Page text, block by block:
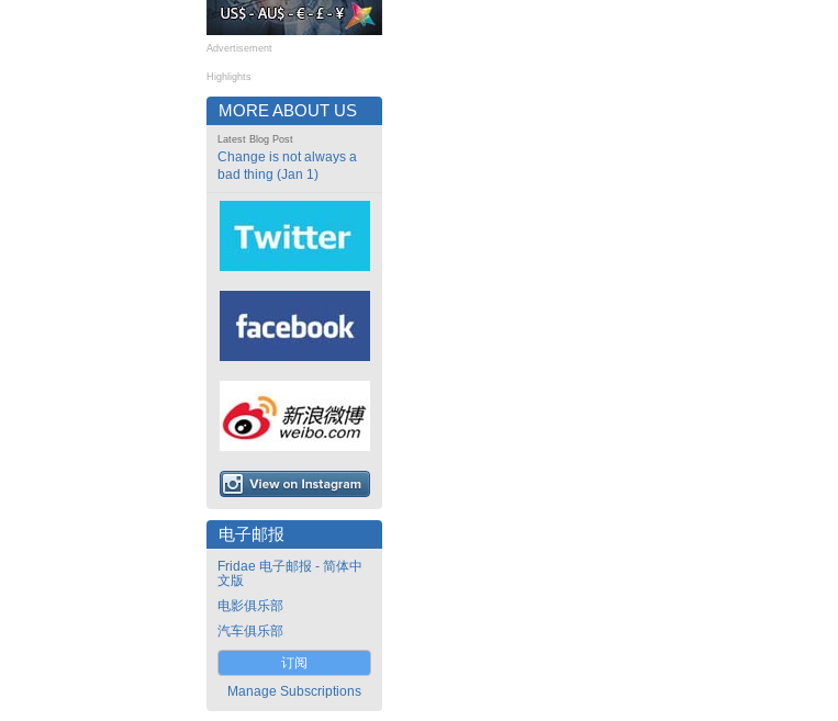
Advertisement
Highlights
MORE ABOUT US
Latest Blog Post
Change is not always a
bad thing (Jan 1)
电子邮报
Fridae 电子邮报 - 简体中
文版
电影俱乐部
汽车俱乐部
订阅
Manage Subscriptions